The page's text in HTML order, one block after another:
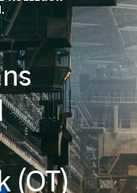
(OT)